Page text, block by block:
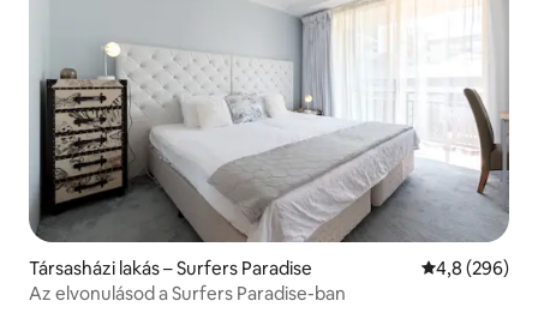
Társasházi lakás – Surfers Paradise Átlagos
4,8 (296)
Az elvonulásod a Surfers Paradise-ban